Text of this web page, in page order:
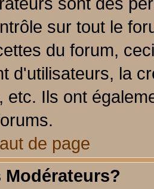
sur tout le
du forum,
d'utilisateurs, la
etc. Ils ont
de page